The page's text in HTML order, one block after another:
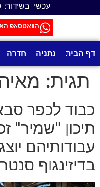
עכשיו בשידור:
הוואטסאפ
דף הבית נתניה חדרה
תגית:
כבוד לכפר
תיכון "שמיר"
עבודותיהם
בדיזינגוף סנטר